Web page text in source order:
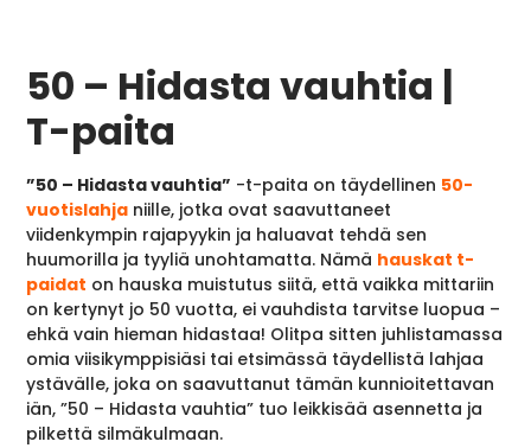
50 – Hidasta vauhtia |
T-paita
”50 – Hidasta vauhtia” -t-paita on täydellinen 50-
vuotislahja niille, jotka ovat saavuttaneet
viidenkympin rajapyykin ja haluavat tehdä sen
huumorilla ja tyyliä unohtamatta. Nämä hauskat t-
paidat on hauska muistutus siitä, että vaikka mittariin
on kertynyt jo 50 vuotta, ei vauhdista tarvitse luopua –
ehkä vain hieman hidastaa! Olitpa sitten juhlistamassa
omia viisikymppisiäsi tai etsimässä täydellistä lahjaa
ystävälle, joka on saavuttanut tämän kunnioitettavan
iän, ”50 – Hidasta vauhtia” tuo leikkisää asennetta ja
pilkettä silmäkulmaan.